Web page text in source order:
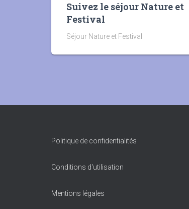
Suivez le séjour Nature et
Festival
Séjour Nature et Festival
Politique de confidentialités
Conditions d'utilisation
Mentions légales